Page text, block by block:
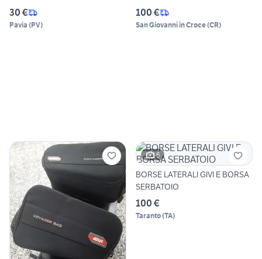
30 €
Pavia (PV)
100 €
San Giovanni in Croce(CR)
6
BORSE LATERALI GIVI E BORSA
SERBATOIO
100 €
Taranto(TA)